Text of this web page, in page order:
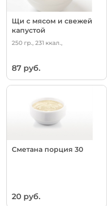
Щи с мясом и свежей
капустой
250 гр., 231 ккал.,
87 руб.
Сметана порция 30
20 руб.